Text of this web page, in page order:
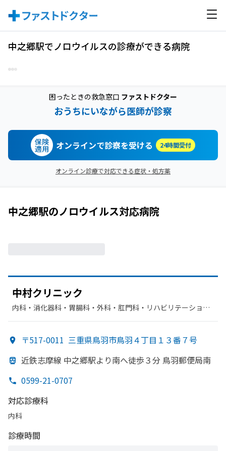
中之郷駅でノロウイルスの診療ができる病院
困ったときの救急窓口 ファストドクター
おうちにいながら医師が診察
保険
適用 オンラインで診察を受ける 24時間受付
オンライン診療で対応できる症状・処方薬
中之郷駅のノロウイルス対応病院
中村クリニック
内科・​消化器科・​胃腸科・​外科・​肛門科・​リハビリテーショ
〒517-0011 三重県鳥羽市鳥羽４丁目１３番７号
近鉄志摩線 中之郷駅より南へ徒歩３分 鳥羽郵便局南
0599-21-0707
対応診療科
内科
診療時間